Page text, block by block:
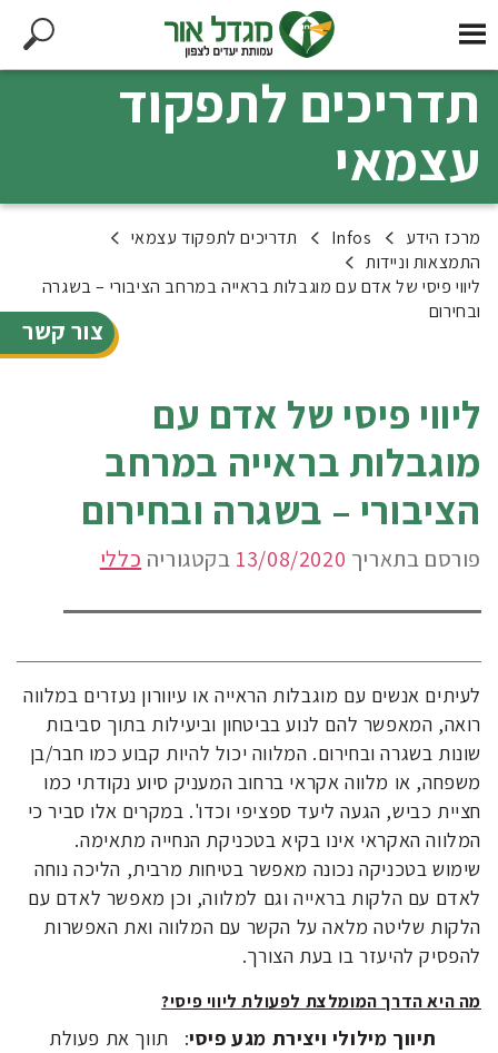
צור קשר
תדריכים לתפקוד
עצמאי
מרכז הידע Infos
תדריכים לתפקוד עצמאי
התמצאות וניידות
ליווי פיסי של אדם עם מוגבלות בראייה במרחב הציבורי – בשגרה
ובחירום
ליווי פיסי של אדם עם
מוגבלות בראייה במרחב
הציבורי – בשגרה ובחירום
פורסם בתאריך 13/08/2020 בקטגוריה כללי
לעיתים אנשים עם מוגבלות הראייה או עיוורון נעזרים במלווה
רואה, המאפשר להם לנוע בביטחון וביעילות בתוך סביבות
שונות בשגרה ובחירום. המלווה יכול להיות קבוע כמו חבר/בן
משפחה, או מלווה אקראי ברחוב המעניק סיוע נקודתי כמו
חציית כביש, הגעה ליעד ספציפי וכדו'. במקרים אלו סביר כי
המלווה האקראי אינו בקיא בטכניקת הנחייה מתאימה.
שימוש בטכניקה נכונה מאפשר בטיחות מרבית, הליכה נוחה
לאדם עם הלקות בראייה וגם למלווה, וכן מאפשר לאדם עם
הלקות שליטה מלאה על הקשר עם המלווה ואת האפשרות
להפסיק להיעזר בו בעת הצורך.
מה היא הדרך המומלצת לפעולת ליווי פיסי?
תיווך מילולי ויצירת מגע פיסי: תווך את פעולת